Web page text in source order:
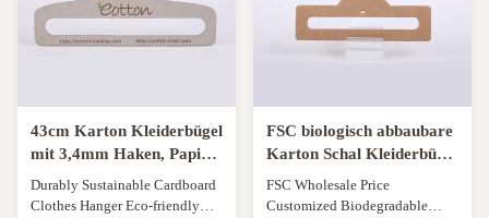
43cm Karton Kleiderbügel
mit 3,4mm Haken, Papier
Kleiderbügel für die
Präsentation
Durably Sustainable Cardboard
Clothes Hanger Eco-friendly
FSC biologisch abbaubare
Karton Schal Kleiderbügel
Papier Schals Kleiderbügel
Multifunktion Großhandel
FSC Wholesale Price
Customized Biodegradable